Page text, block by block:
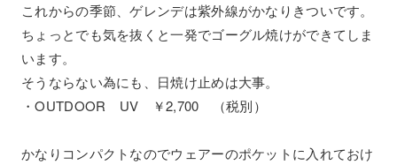
これからの季節、ゲレンデは紫外線がかなりきついです。
ちょっとでも気を抜くと一発でゴーグル焼けができてしま
います。
そうならない為にも、日焼け止めは大事。
・OUTDOOR UV ￥2,700 （税別）
かなりコンパクトなのでウェアーのポケットに入れておけ